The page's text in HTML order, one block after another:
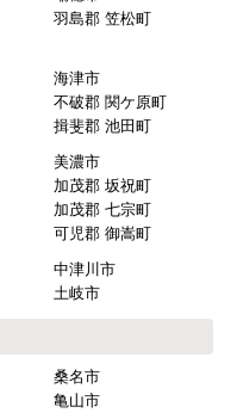
丹羽郡 扶桑町
豊田市
高浜市
豊川市
新城市
北設楽郡 豊根村
瑞穂市
羽島郡 笠松町